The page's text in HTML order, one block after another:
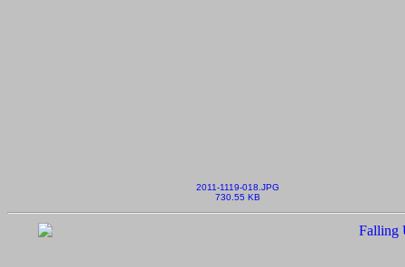
2011-1119-018.JPG
730.55 KB